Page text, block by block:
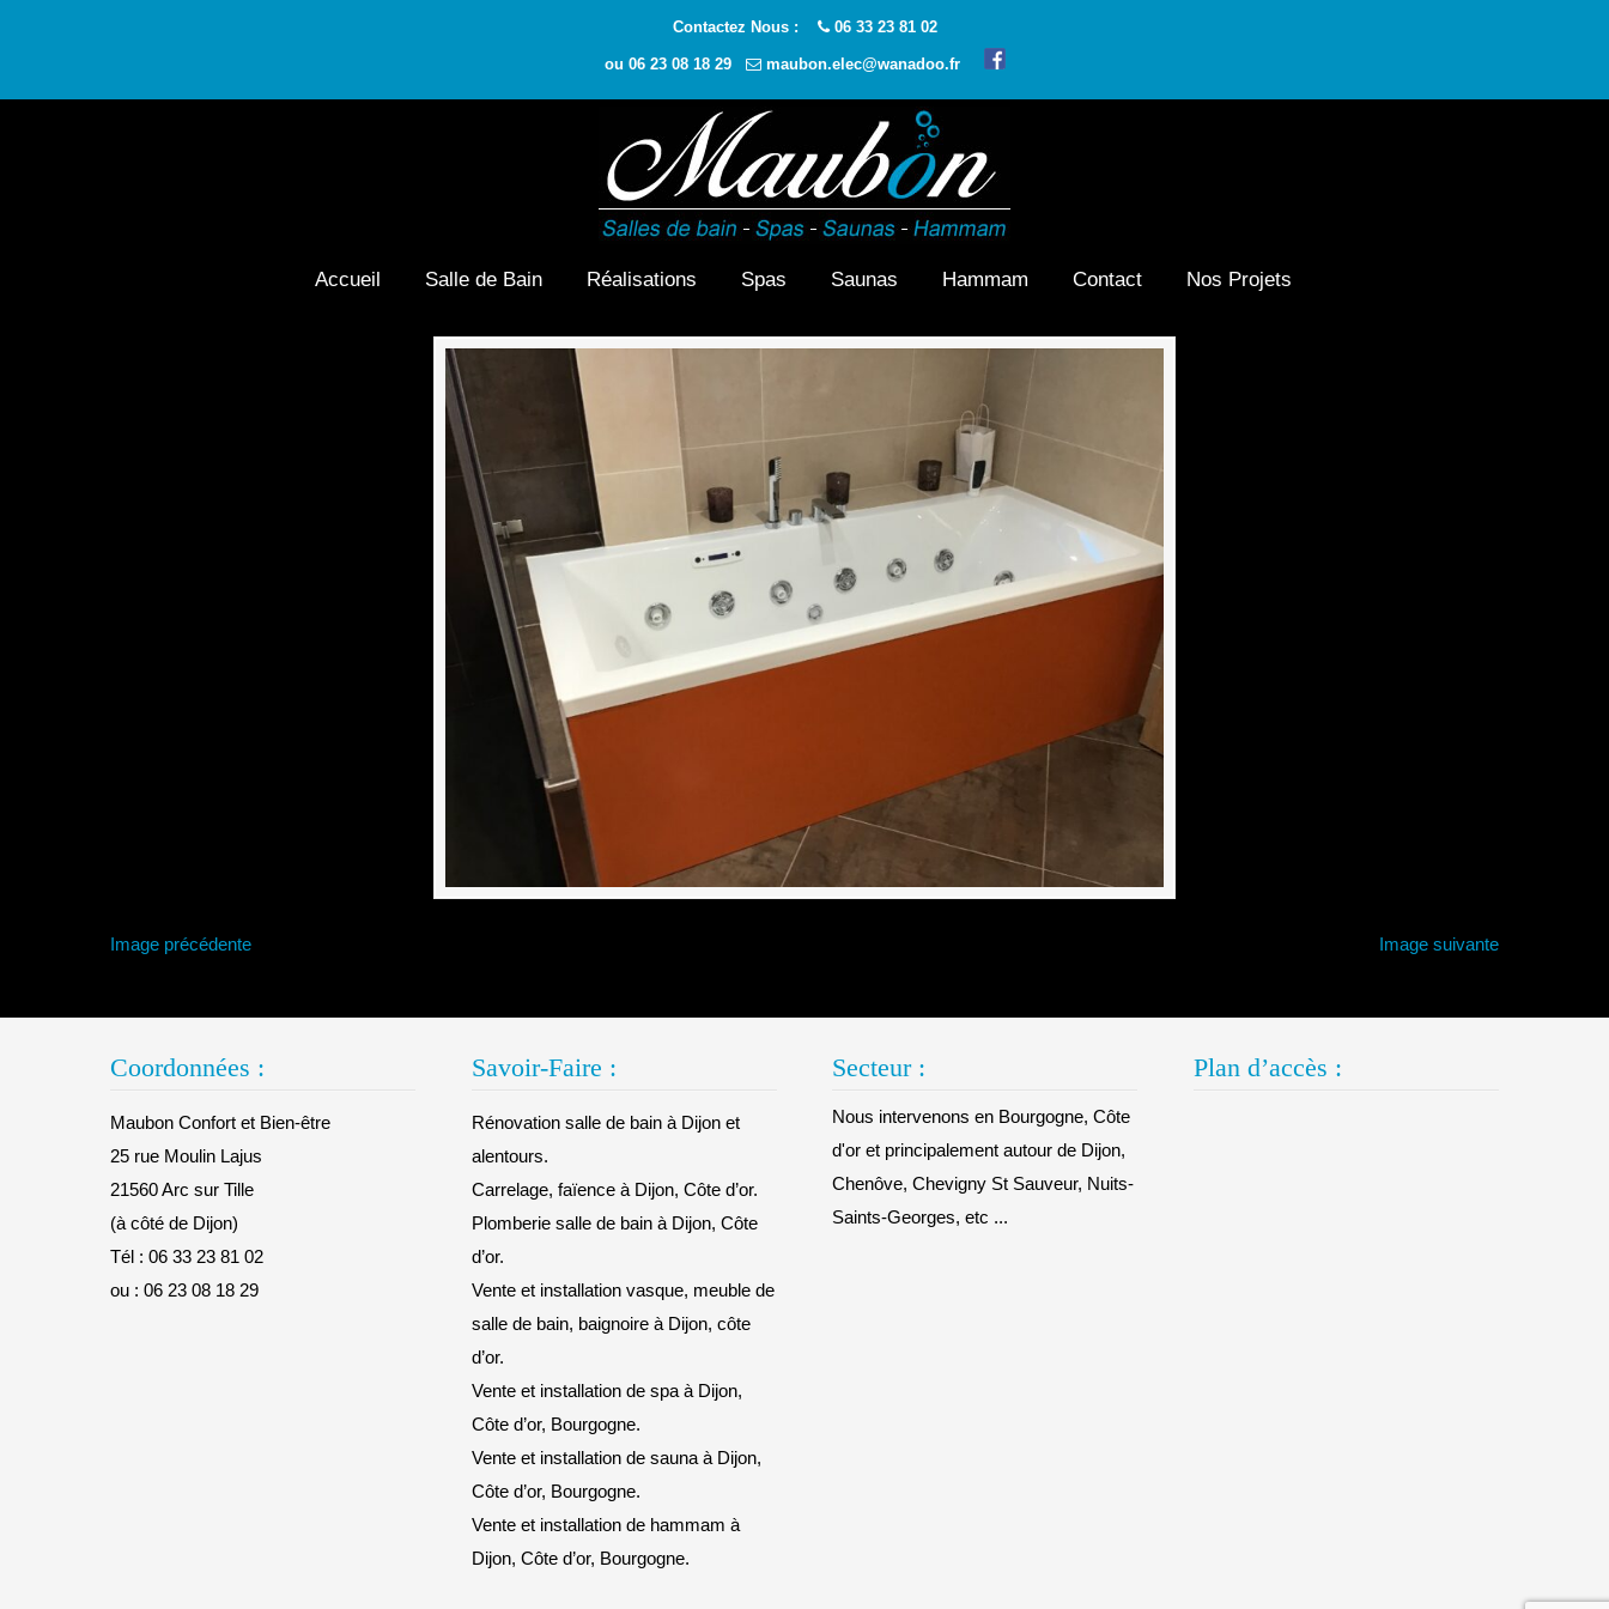
Contactez Nous : 06 33 23 81 02
ou 06 23 08 18 29 maubon.elec@wanadoo.fr
Accueil Salle de Bain Réalisations Spas Saunas Hammam Contact Nos Projets
Image précédente Image suivante
Coordonnées :
Maubon Confort et Bien-être
25 rue Moulin Lajus
21560 Arc sur Tille
(à côté de Dijon)
Tél : 06 33 23 81 02
ou : 06 23 08 18 29
Savoir-Faire :
Rénovation salle de bain à Dijon et
alentours.
Carrelage, faïence à Dijon, Côte d’or.
Plomberie salle de bain à Dijon, Côte
d’or.
Vente et installation vasque, meuble de
salle de bain, baignoire à Dijon, côte
d’or.
Vente et installation de spa à Dijon,
Côte d’or, Bourgogne.
Vente et installation de sauna à Dijon,
Côte d’or, Bourgogne.
Vente et installation de hammam à
Dijon, Côte d’or, Bourgogne.
Secteur :
Nous intervenons en Bourgogne, Côte
d'or et principalement autour de Dijon,
Chenôve, Chevigny St Sauveur, Nuits-
Saints-Georges, etc ...
Plan d’accès :